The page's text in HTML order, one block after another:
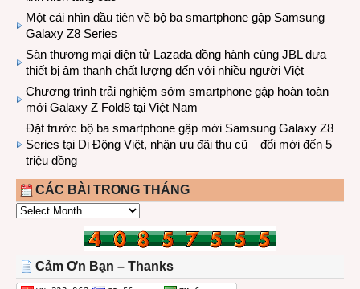
Một cái nhìn đầu tiên về bộ ba smartphone gập Samsung
Galaxy Z8 Series
Sàn thương mại điện tử Lazada đồng hành cùng JBL dưa
thiết bị âm thanh chất lượng đến với nhiều người Việt
Chương trình trải nghiệm sớm smartphone gập hoàn toàn
mới Galaxy Z Fold8 tại Việt Nam
Đặt trước bộ ba smartphone gập mới Samsung Galaxy Z8
Series tại Di Động Việt, nhận ưu đãi thu cũ – đổi mới đến 5
triệu đồng
CÁC BÀI TRONG THÁNG
CÁC
THÁNG
Cảm Ơn Bạn – Thanks